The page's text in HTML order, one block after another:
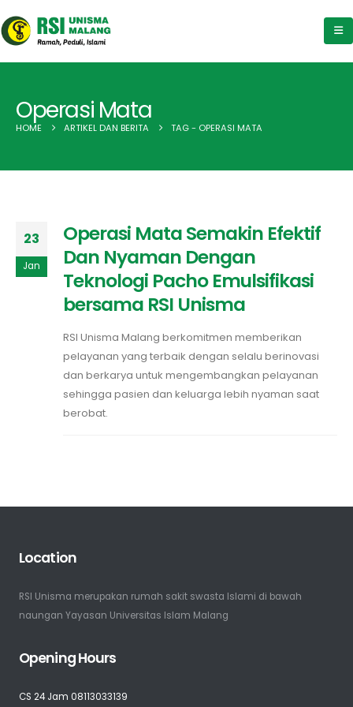
Operasi Mata
HOME ARTIKEL DAN BERITA TAG - OPERASI MATA
23
Jan
Operasi Mata Semakin Efektif
Dan Nyaman Dengan
Teknologi Pacho Emulsifikasi
bersama RSI Unisma
RSI Unisma Malang berkomitmen memberikan
pelayanan yang terbaik dengan selalu berinovasi
dan berkarya untuk mengembangkan pelayanan
sehingga pasien dan keluarga lebih nyaman saat
berobat.
Location
RSI Unisma merupakan rumah sakit swasta Islami di bawah
naungan Yayasan Universitas Islam Malang
Opening Hours
CS 24 Jam 08113033139